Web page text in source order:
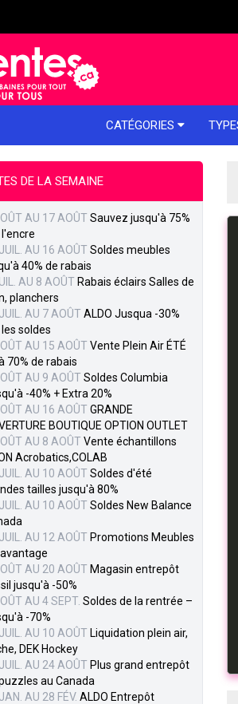
CATÉGORIES
DE LA SEMAINE
AU 17 AOÛT Sauvez jusqu'à 75%
AU 16 AOÛT Soldes meubles
40% de rabais
AU 8 AOÛT Rabais éclairs Salles de
planchers
AU 7 AOÛT ALDO Jusqua -30%
soldes
AU 15 AOÛT Vente Plein Air ÉTÉ
70% de rabais
AU 9 AOÛT Soldes Columbia
-40% + Extra 20%
AU 16 AOÛT GRANDE
BOUTIQUE OPTION OUTLET
AU 8 AOÛT Vente échantillons
Acrobatics,COLAB
AU 10 AOÛT Soldes d'été
tailles jusqu'à 80%
AU 10 AOÛT Soldes New Balance
AU 12 AOÛT Promotions Meubles
AU 20 AOÛT Magasin entrepôt
jusqu'à -50%
AU 4 SEPT. Soldes de la rentrée –
-70%
AU 10 AOÛT Liquidation plein air,
DEK Hockey
AU 24 AOÛT Plus grand entrepôt
au Canada
AU 28 FÉV. ALDO Entrepôt